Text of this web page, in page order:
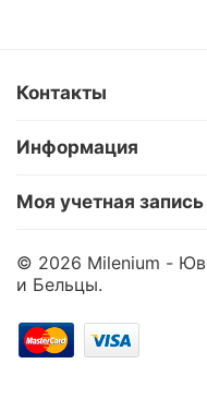
Серебряный кулон P-
0026
В наличии!
28512 MDL
Контакты
Информация
Моя учетная запись
© 2026 Milenium -
и Бельцы.